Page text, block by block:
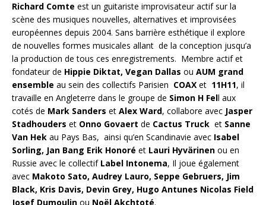
Richard Comte est un guitariste improvisateur actif sur la
scène des musiques nouvelles, alternatives et improvisées
européennes depuis 2004. Sans barrière esthétique il explore
de nouvelles formes musicales allant de la conception jusqu’a
la production de tous ces enregistrements. Membre actif et
fondateur de Hippie Diktat, Vegan Dallas ou AUM grand
ensemble au sein des collectifs Parisien COAX et 11H11, il
travaille en Angleterre dans le groupe de Simon H Fell aux
cotés de Mark Sanders et Alex Ward, collabore avec Jasper
Stadhouders et Onno Govaert de Cactus Truck et Sanne
Van Hek au Pays Bas, ainsi qu’en Scandinavie avec Isabel
Sorling, Jan Bang Erik Honoré et Lauri Hyvärinen ou en
Russie avec le collectif Label Intonema, Il joue également
avec Makoto Sato, Audrey Lauro, Seppe Gebruers, Jim
Black, Kris Davis, Devin Grey, Hugo Antunes Nicolas Field
Josef Dumoulin ou Noël Akchtoté.